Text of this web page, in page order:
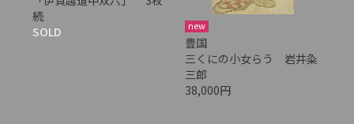
続
SOLD
new
豊国
三くにの小女らう 岩井粂
三郎
38,000円